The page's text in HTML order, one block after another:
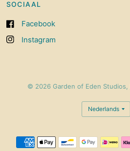
SOCIAAL
Facebook
Instagram
© 2026 Garden of Eden Studios,